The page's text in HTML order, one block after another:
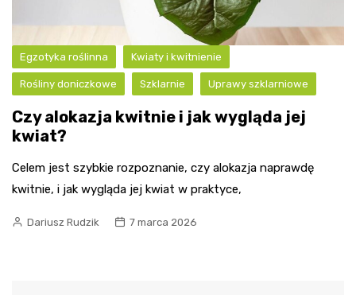
Egzotyka roślinna Kwiaty i kwitnienie
Rośliny doniczkowe Szklarnie Uprawy szklarniowe
Czy alokazja kwitnie i jak wygląda jej
kwiat?
Celem jest szybkie rozpoznanie, czy alokazja naprawdę
kwitnie, i jak wygląda jej kwiat w praktyce,
Dariusz Rudzik 7 marca 2026